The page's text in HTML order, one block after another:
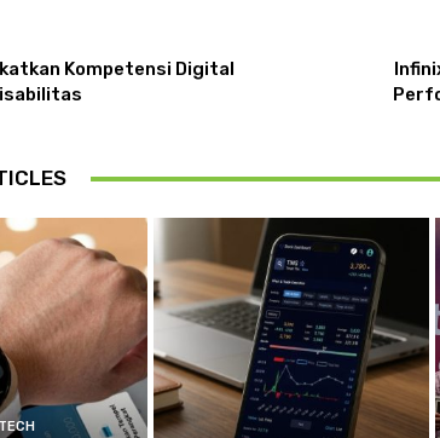
Kompetensi Digital